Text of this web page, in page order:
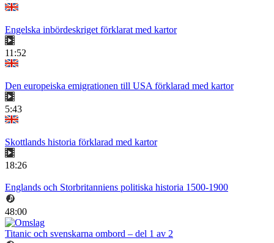
Engelska inbördeskriget förklarat med kartor
11:52
Den europeiska emigrationen till USA förklarad med kartor
5:43
Skottlands historia förklarad med kartor
18:26
Englands och Storbritanniens politiska historia 1500-1900
48:00
Titanic och svenskarna ombord – del 1 av 2